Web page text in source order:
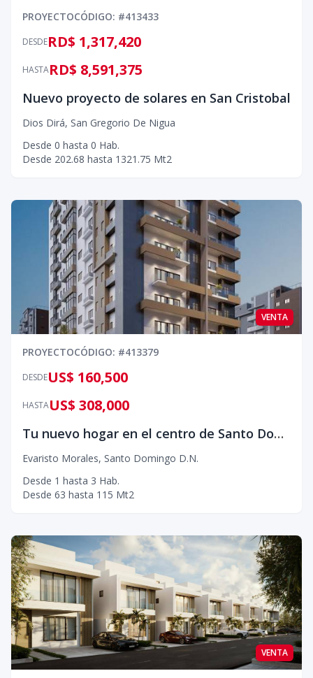
PROYECTOCÓDIGO: #413433
DESDERD$ 1,317,420
HASTARD$ 8,591,375
Nuevo proyecto de solares en San Cristobal
Dios Dirá, San Gregorio De Nigua
Desde 0 hasta 0 Hab.
Desde 202.68 hasta 1321.75 Mt2
VENTA
PROYECTOCÓDIGO: #413379
DESDEUS$ 160,500
HASTAUS$ 308,000
Tu nuevo hogar en el centro de Santo Domingo
Evaristo Morales, Santo Domingo D.N.
Desde 1 hasta 3 Hab.
Desde 63 hasta 115 Mt2
VENTA